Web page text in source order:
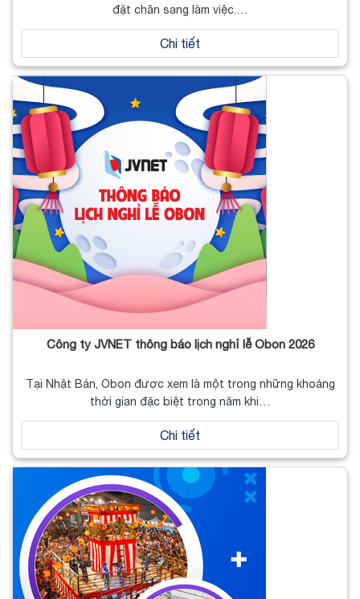
đặt chân sang làm việc.…
Chi tiết
Công ty JVNET thông báo lịch nghỉ lễ Obon 2026
Tại Nhật Bản, Obon được xem là một trong những khoảng
thời gian đặc biệt trong năm khi…
Chi tiết